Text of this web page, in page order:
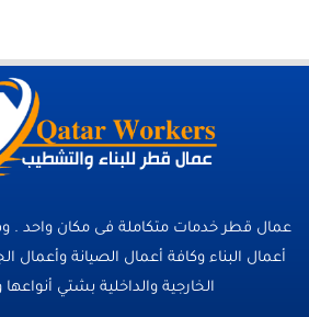
عمال قطر خدمات متكاملة فى مكان
أعمال البناء وكافة أعمال الصيانة وأعمال
الخارجية والداخلية بشتي